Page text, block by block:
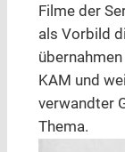
Filme der
als Vorbild
übernahmen
KAM und
verwandter
Thema.